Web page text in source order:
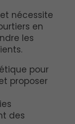
nécessite
en
les
pour
proposer
des